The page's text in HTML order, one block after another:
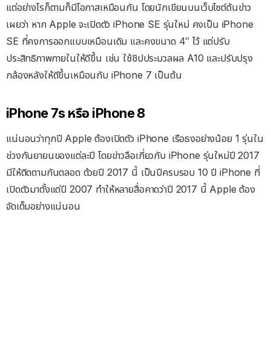
แต่อย่างไรก็ตามก็มีโอกาสเหมือนกัน โดยนักเขียนบนเว็บไซต์ต้นข่าว
เผยว่า หาก Apple จะเปิดตัว iPhone SE รุ่นใหม่ คงเป็น iPhone
SE ที่คงการออกแบบเหมือนเดิม และคงขนาด 4″ ไว้ แต่ปรับ
ประสิทธิภาพภายในให้ดีขึ้น เช่น ใช้ชิปประมวลผล A10 และปรับปรุง
กล้องหลังให้ดีขึ้นเหมือนกับ iPhone 7 เป็นต้น
iPhone 7s หรือ iPhone 8
แน่นอนว่าทุกปี Apple ต้องเปิดตัว iPhone เรือธงอย่างน้อย 1 รุ่นใน
ช่วงกันยายนของแต่ละปี โดยข่าวลือเกี่ยวกับ iPhone รุ่นใหม่ปี 2017
มีให้ติดตามกันตลอด ด้วยปี 2017 นี้ เป็นปีครบรอบ 10 ปี iPhone ที่
เปิดตัวมาตั้งแต่ปี 2007 ทำให้หลายสื่อคาดว่าปี 2017 นี้ Apple ต้อง
จัดเต็มอย่างแน่นอน